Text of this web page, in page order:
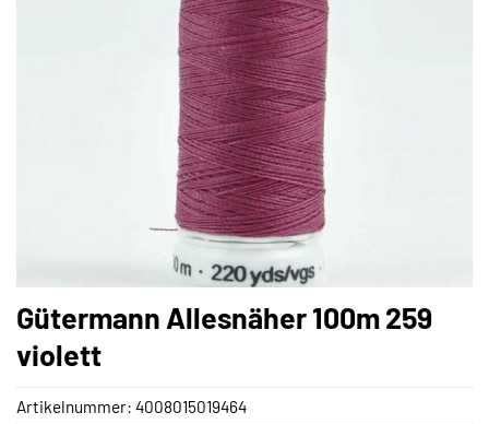
Gütermann Allesnäher 100m 259
violett
Artikelnummer: 4008015019464